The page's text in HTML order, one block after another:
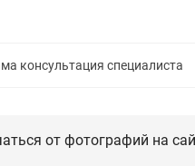
консультация специалиста
от фотографий на